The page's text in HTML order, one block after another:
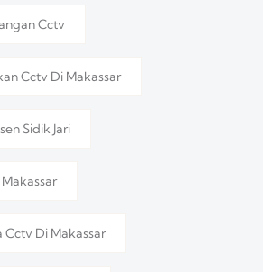
Cctv
Cctv Di Makassar
Sidik Jari
Makassar
Cctv Di Makassar